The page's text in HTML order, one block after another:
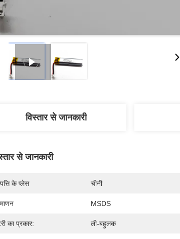
विस्तार से जानकारी
से जानकारी
के प्लेस चीनी
MSDS
का प्रकार: ली-बहुलक